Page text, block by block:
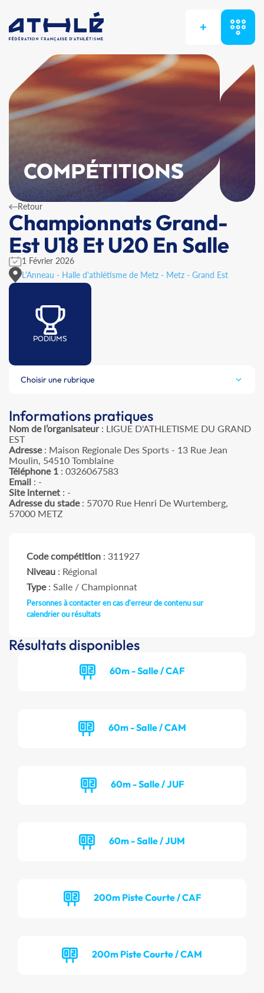
+
COMPÉTITIONS
Retour
Championnats Grand-
Est U18 Et U20 En Salle
1 Février 2026
L'Anneau - Halle d'athlétisme de Metz - Metz - Grand Est
PODIUMS
Choisir une rubrique
Informations pratiques
Nom de l’organisateur: LIGUE D'ATHLETISME DU GRAND
EST
Adresse: Maison Regionale Des Sports - 13 Rue Jean
Moulin, 54510 Tomblaine
Téléphone 1 : 0326067583
Email : -
Site internet : -
Adresse du stade: 57070 Rue Henri De Wurtemberg,
57000 METZ
Code compétition : 311927
Niveau : Régional
Type: Salle / Championnat
Personnes à contacter en cas d'erreur de contenu sur
calendrier ou résultats
Résultats disponibles
60m - Salle / CAF
60m - Salle / CAM
60m - Salle / JUF
60m - Salle / JUM
200m Piste Courte / CAF
200m Piste Courte / CAM